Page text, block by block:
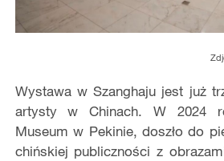
Zdjęcie
Wystawa w Szanghaju jest już
artysty w Chinach. W 2024
Museum w Pekinie, doszło do
chińskiej publiczności z